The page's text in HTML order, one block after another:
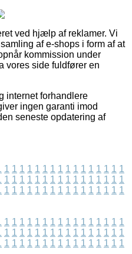
ved hjælp af reklamer. Vi
af e-shops i form af at
kommission under
vores side fuldfører en
internet forhandlere
ingen garanti imod
seneste opdatering af
1 1 1 1 1 1 1 1 1 1 1 1 1 1 1 1
1 1 1 1 1 1 1 1 1 1 1 1 1 1 1 1
1 1 1 1 1 1 1 1 1 1 1 1 1 1 1 1
1 1 1 1 1 1 1 1 1 1 1 1 1 1 1 1
1 1 1 1 1 1 1 1 1 1 1 1 1 1 1 1
1 1 1 1 1 1 1 1 1 1 1 1 1 1 1 1